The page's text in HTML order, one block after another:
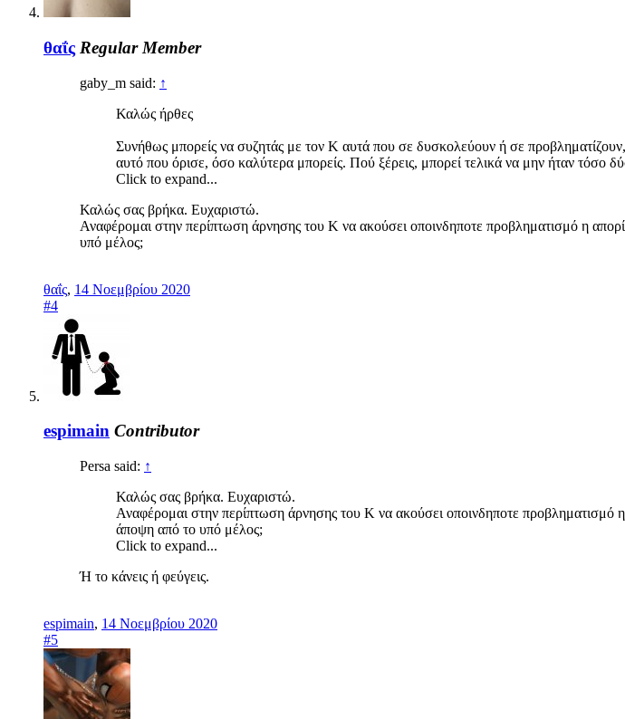
θαΐς Regular Member
gaby_m said: ↑
Καλώς ήρθες
Συνήθως μπορείς να συζητάς με τον Κ αυτά που σε δυσκολεύουν ή σε
αυτό που όρισε, όσο καλύτερα μπορείς. Πού ξέρεις, μπορεί τελικά να μην ήταν
Click to expand...
Καλώς σας βρήκα. Ευχαριστώ.
Αναφέρομαι στην περίπτωση άρνησης του Κ να ακούσει οποινδηποτε προβληματισμό η
υπό μέλος;
θαΐς, 14 Νοεμβρίου 2020
#4
espimain Contributor
Persa said: ↑
Καλώς σας βρήκα. Ευχαριστώ.
Αναφέρομαι στην περίπτωση άρνησης του Κ να ακούσει οποινδηποτε προβληματισμό η
άποψη από το υπό μέλος;
Click to expand...
Ή το κάνεις ή φεύγεις.
espimain, 14 Νοεμβρίου 2020
#5